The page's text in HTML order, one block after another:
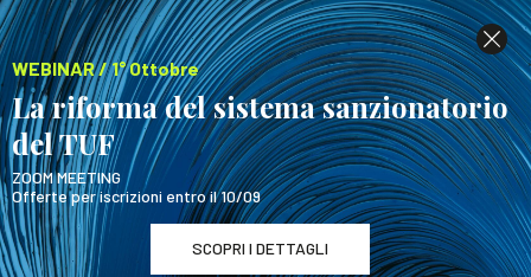
WEBINAR / 1° Ottobre
La riforma del sistema sanzionatorio
del TUF
ZOOM MEETING
Offerte per iscrizioni entro il 10/09
SCOPRI I DETTAGLI